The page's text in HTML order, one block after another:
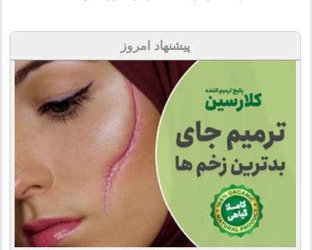
پیشنهاد امروز